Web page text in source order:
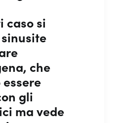
caso si
che
gli
ma vede